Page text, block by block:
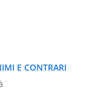
E CONTRARI